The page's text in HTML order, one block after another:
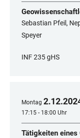
Sebastian Pfeil,
Speyer
INF 235 gHS
Montag 2.12.
17:15 - 18:00 Uhr
Tätigkeiten eines